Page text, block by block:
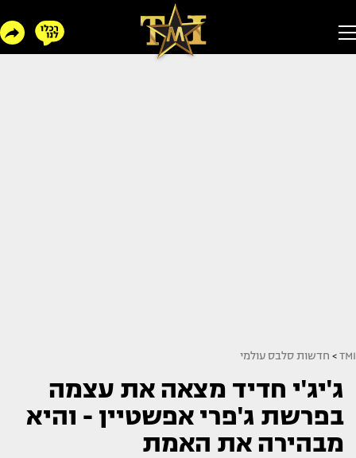
TMI
> חדשות סלבס עולמי
ג'יג'י חדיד מצאה את עצמה
בפרשת ג'פרי אפשטיין - והיא
מבהירה את האמת